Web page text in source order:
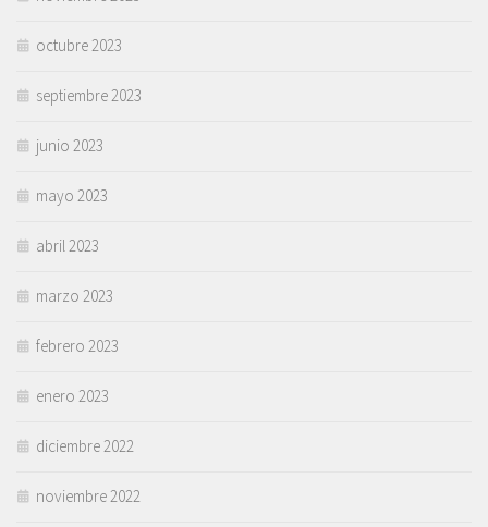
octubre 2023
septiembre 2023
junio 2023
mayo 2023
abril 2023
marzo 2023
febrero 2023
enero 2023
diciembre 2022
noviembre 2022